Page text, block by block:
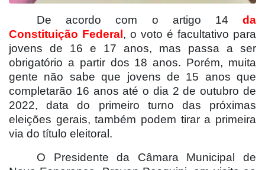
De acordo com o artigo 14 da
Constituição Federal , o voto é facultativo para
jovens de 16 e 17 anos, mas passa a ser
obrigatório a partir dos 18 anos. Porém, muita
gente não sabe que jovens de 15 anos que
completarão 16 anos até o dia 2 de outubro de
2022, data do primeiro turno das próximas
eleições gerais, também podem tirar a primeira
via do título eleitoral.
O Presidente da Câmara Municipal de